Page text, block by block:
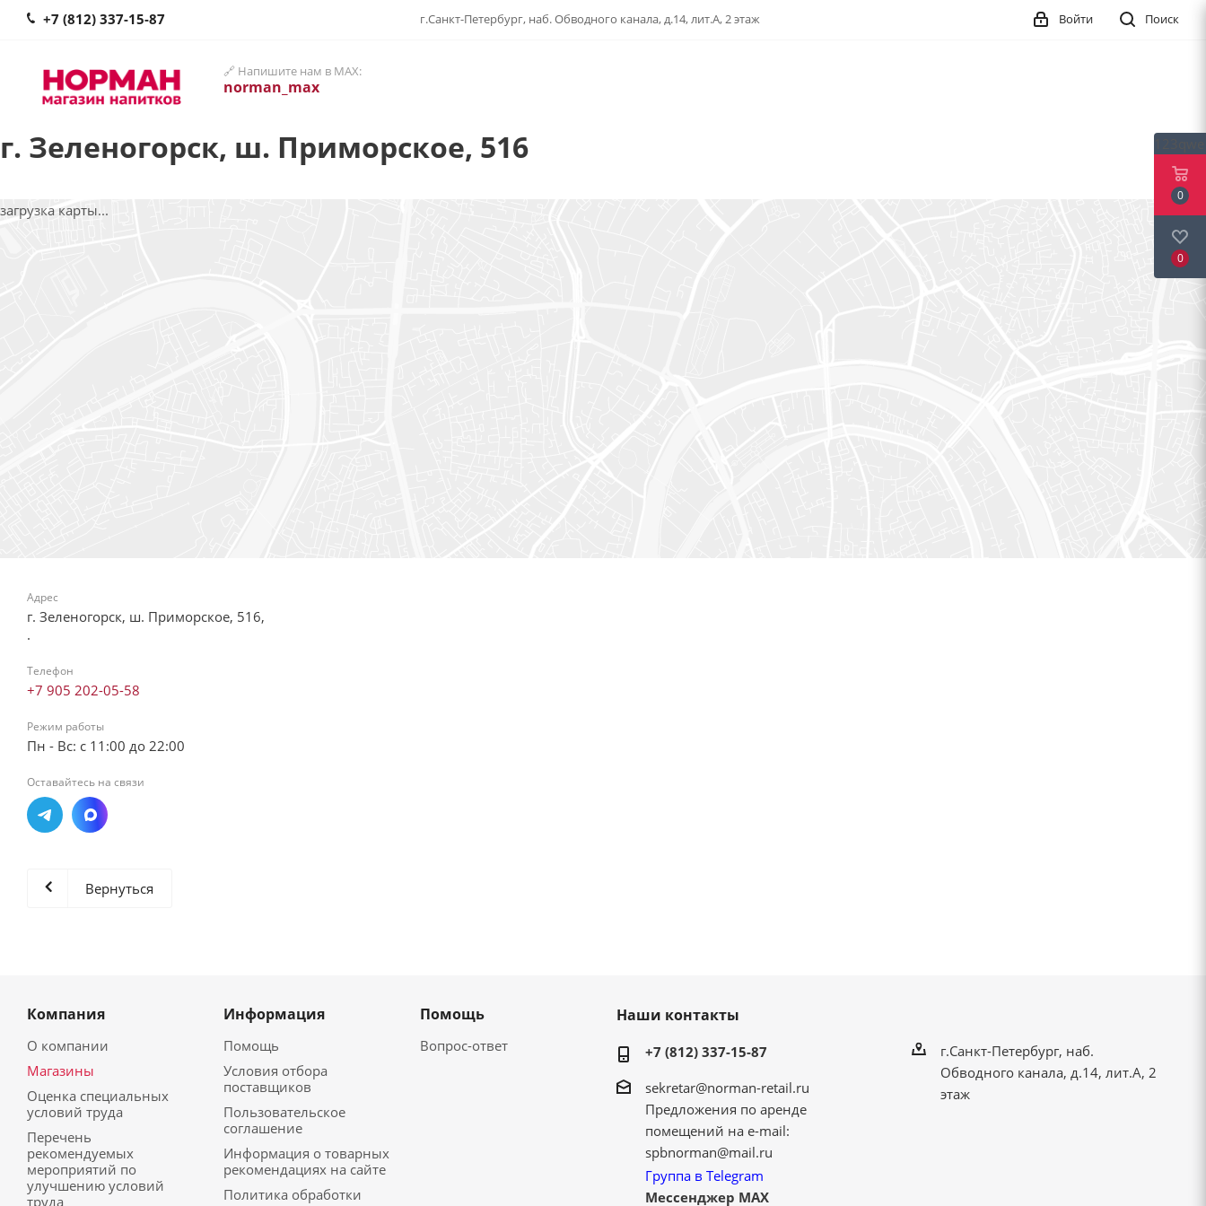
+7 (812) 337-15-87 г.Санкт-Петербург, наб. Обводного канала, д.14, лит.А, 2 этаж Поиск
Войти
🔗 Напишите нам в MAX:
norman_max
г. Зеленогорск, ш. Приморское, 516
загрузка карты...
Адрес
г. Зеленогорск, ш. Приморское, 516,
.
Телефон
+7 905 202-05-58
Режим работы
Пн - Вс: с 11:00 до 22:00
Оставайтесь на связи
Вернуться
Компания
О компании
Магазины
Оценка специальных
условий труда
Перечень
рекомендуемых
мероприятий по
улучшению условий
труда
Информация
Помощь
Условия отбора
поставщиков
Пользовательское
соглашение
Информация о товарных
рекомендациях на сайте
Политика обработки
Помощь
Вопрос-ответ
Наши контакты
+7 (812) 337-15-87
sekretar@norman-retail.ru
Предложения по аренде
помещений на e-mail:
spbnorman@mail.ru
Группа в Telegram
Мессенджер MAX
г.Санкт-Петербург, наб.
Обводного канала, д.14, лит.А, 2
этаж
0
0